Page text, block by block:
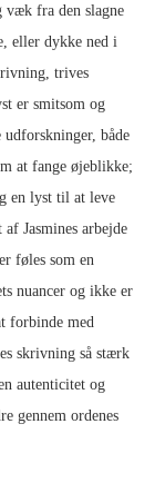
væk fra den slagne
eller dykke ned i
trives
er smitsom og
både
at fange øjeblikke;
en lyst til at leve
Jasmines arbejde
føles som en
nuancer og ikke er
forbinde med
skrivning så stærk
autenticitet og
gennem ordenes